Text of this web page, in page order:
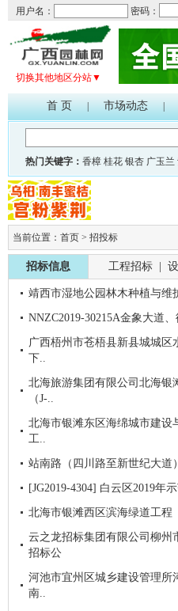
用户名： 密码：
切换其他地区分站▼
首 页 市场动态
热门关键字： 香樟 桂花 银杏 广玉兰
当前位置： 首页 > 招投标
招标信息 工程招标
靖西市湿地公园林木种植与维
NNZC2019-30215A金象大道
广西梧州市苍梧县新县城城
下..
北海旅游集团有限公司北海银
（J-..
北海市银滩东区海绵城市建设
工..
站南路（四川路至新世纪大道
[JG2019-4304] 白云区2019年
北海市银滩西区滨海绿道工程
云之龙招标集团有限公司柳州
招标公
河池市宜州区城乡建设管理所
南..